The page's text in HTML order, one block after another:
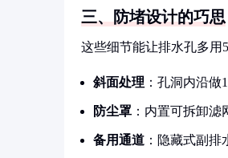
三、防堵设计的巧思
这些细节能让排水孔多用5
斜面处理 ：孔洞内沿做
防尘罩 ：内置可拆卸滤
备用通道 ：隐藏式副